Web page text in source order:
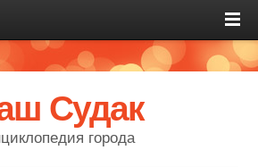
Судак
города